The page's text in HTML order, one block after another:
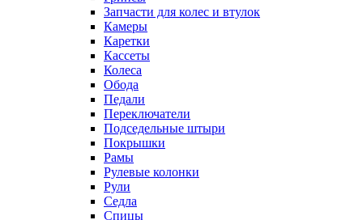
Запчасти для колес и втулок
Камеры
Каретки
Кассеты
Колеса
Обода
Педали
Переключатели
Подседельные штыри
Покрышки
Рамы
Рулевые колонки
Рули
Седла
Спицы